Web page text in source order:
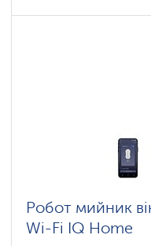
Робот мийник
Wi-Fi IQ Home